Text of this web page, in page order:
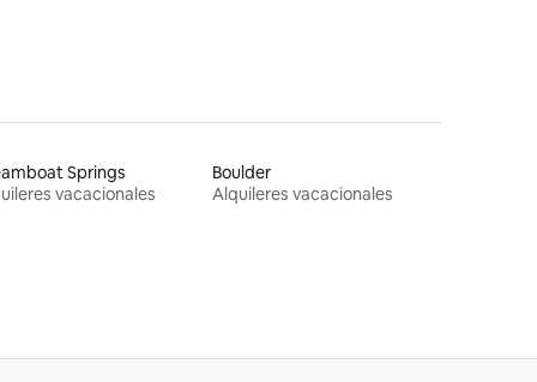
Springs
vacacionales
Boulder
Alquileres vacacionales